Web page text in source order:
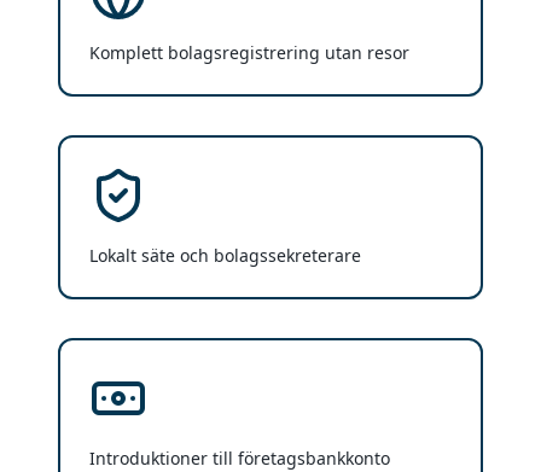
Komplett bolagsregistrering utan resor
Lokalt säte och bolagssekreterare
Introduktioner till företagsbankkonto